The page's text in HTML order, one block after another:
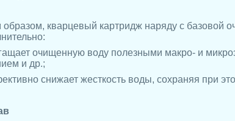
образом, кварцевый картридж наряду с базовой
очищенную воду полезными макро- и
и др.;
снижает жесткость воды, сохраняя при